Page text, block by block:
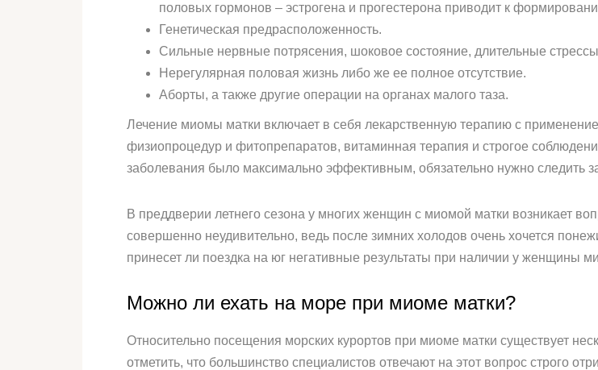
половых гормонов – эстрогена и прогестерона приводит к
Генетическая предрасположенность.
Сильные нервные потрясения, шоковое состояние, длительные
Нерегулярная половая жизнь либо же ее полное отсутствие.
Аборты, а также другие операции на органах малого таза.
Лечение миомы матки включает в себя лекарственную терапию с
физиопроцедур и фитопрепаратов, витаминная терапия и строгое
заболевания было максимально эффективным, обязательно нужно следить
В преддверии летнего сезона у многих женщин с миомой матки возникает
совершенно неудивительно, ведь после зимних холодов очень хочется
принесет ли поездка на юг негативные результаты при наличии у женщины
Можно ли ехать на море при миоме матки?
Относительно посещения морских курортов при миоме матки существует
отметить, что большинство специалистов отвечают на этот вопрос строго